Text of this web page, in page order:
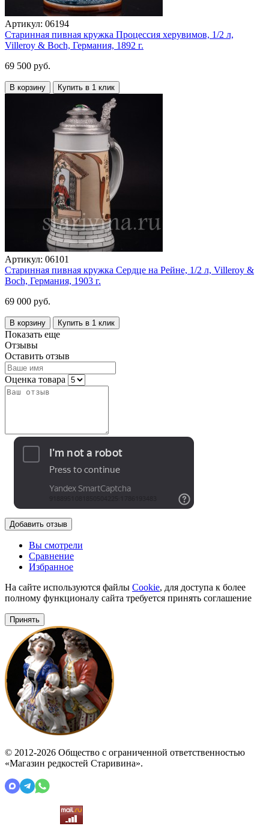
Артикул: 06194
Старинная пивная кружка Процессия херувимов, 1/2 л,
Villeroy & Boch, Германия, 1892 г.
69 500 руб.
В корзину Купить в 1 клик
Артикул: 06101
Старинная пивная кружка Сердце на Рейне, 1/2 л, Villeroy &
Boch, Германия, 1903 г.
69 000 руб.
В корзину Купить в 1 клик
Показать еще
Отзывы
Оставить отзыв
Оценка товара
Добавить отзыв
Вы смотрели
Сравнение
Избранное
На сайте используются файлы Cookie, для доступа к более
полному функционалу сайта требуется принять соглашение
Принять
© 2012-2026 Общество с ограниченной ответственностью
«Магазин редкостей Старивина».